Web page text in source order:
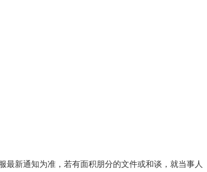
新通知为准，若有面积朋分的文件或和谈，就当事人